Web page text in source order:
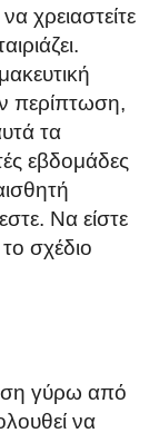
χρειαστείτε
περίπτωση,
τα
εβδομάδες
Να είστε
σχέδιο
γύρω από
να